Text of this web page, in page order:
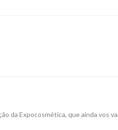
da Expocosmética, que ainda vos